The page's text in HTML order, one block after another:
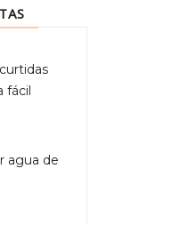
fácil
agua de